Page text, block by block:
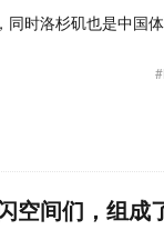
时洛杉矶也是中国体
空间们，组成